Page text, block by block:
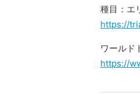
種目：エ
https://
ワールド
https://